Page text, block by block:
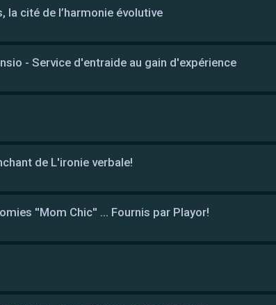
la cité de l’harmonie évolutive
- Service d'entraide au gain d'expérience
de L'ironie verbale!
''Mom Chic'' ... Fournis par Playor!